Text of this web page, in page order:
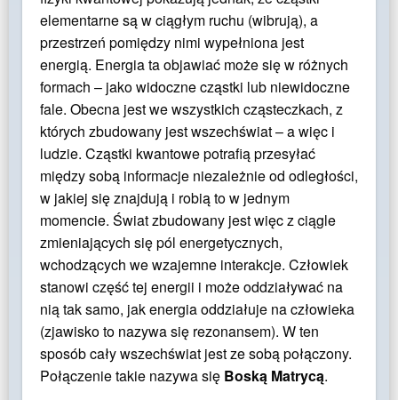
elementarne są w ciągłym ruchu (wibrują), a
przestrzeń pomiędzy nimi wypełniona jest
energią. Energia ta objawiać może się w różnych
formach – jako widoczne cząstki lub niewidoczne
fale. Obecna jest we wszystkich cząsteczkach, z
których zbudowany jest wszechświat – a więc i
ludzie. Cząstki kwantowe potrafią przesyłać
między sobą informacje niezależnie od odległości,
w jakiej się znajdują i robią to w jednym
momencie. Świat zbudowany jest więc z ciągle
zmieniających się pól energetycznych,
wchodzących we wzajemne interakcje. Człowiek
stanowi część tej energii i może oddziaływać na
nią tak samo, jak energia oddziałuje na człowieka
(zjawisko to nazywa się rezonansem). W ten
sposób cały wszechświat jest ze sobą połączony.
Połączenie takie nazywa się Boską Matrycą.